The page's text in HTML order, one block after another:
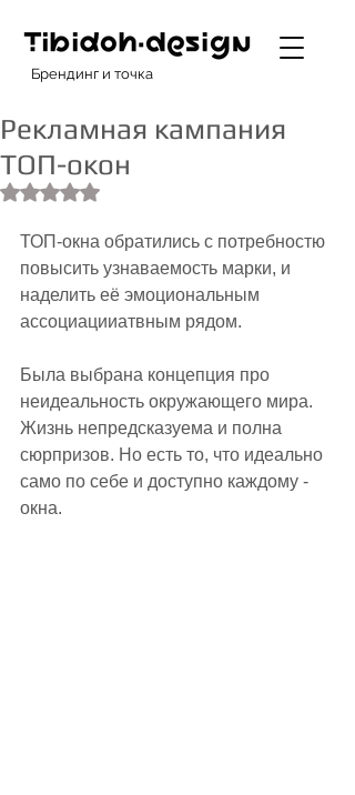
Брендинг и точка
Рекламная кампания
ТОП-окон
Оценка: не число из 5 звезд.
ТОП-окна обратились с потребностю
повысить узнаваемость марки, и
наделить её эмоциональным
ассоциацииатвным рядом.
Была выбрана концепция про
неидеальность окружающего мира.
Жизнь непредсказуема и полна
сюрпризов. Но есть то, что идеально
само по себе и доступно каждому -
окна.